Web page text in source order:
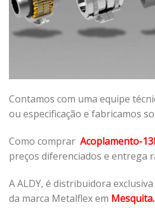
Contamos com uma equipe
ou especificação e fabricamos
Como comprar Acoplamento-
preços diferenciados e entrega
A ALDY, é distribuidora exclusiva
da marca Metalflex em Mesquita.